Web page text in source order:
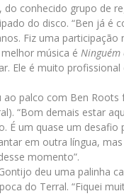
do conhecido grupo de
do disco. “Ben já é
Fiz uma participação
música é Ninguém
Ele é muito
ao palco com Ben
“Bom demais estar
É um quase um desafio
em outra língua,
momento”.
deu uma palinha
do Terral. “Fiquei